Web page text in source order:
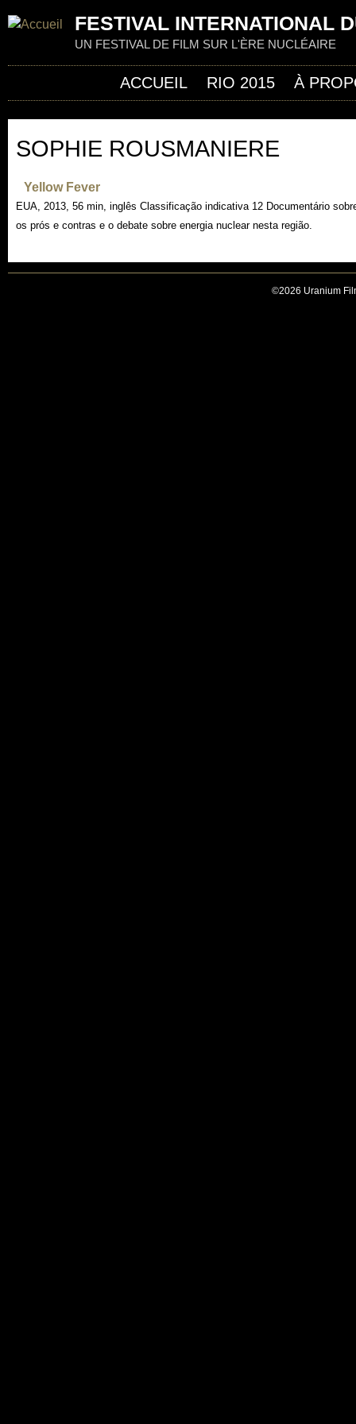
FESTIVAL INTERNATIONAL
UN FESTIVAL DE FILM SUR L'ÈRE NUCLÉAIRE
SOPHIE ROUSMANIERE
Yellow Fever
EUA, 2013, 56 min, inglês Classificação indicativa 12 Documentário
os prós e contras e o debate sobre energia nuclear nesta região.
ACCUEIL RIO 2015 À
©2026 Uranium